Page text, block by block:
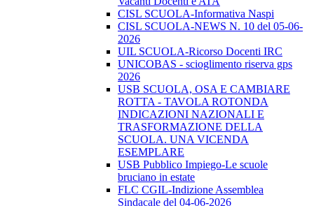
CISL SCUOLA-Informativa Naspi
CISL SCUOLA-NEWS N. 10 del 05-06-
2026
UIL SCUOLA-Ricorso Docenti IRC
UNICOBAS - scioglimento riserva gps
2026
USB SCUOLA, OSA E CAMBIARE
ROTTA - TAVOLA ROTONDA
INDICAZIONI NAZIONALI E
TRASFORMAZIONE DELLA
SCUOLA. UNA VICENDA
ESEMPLARE
USB Pubblico Impiego-Le scuole
bruciano in estate
FLC CGIL-Indizione Assemblea
Sindacale del 04-06-2026